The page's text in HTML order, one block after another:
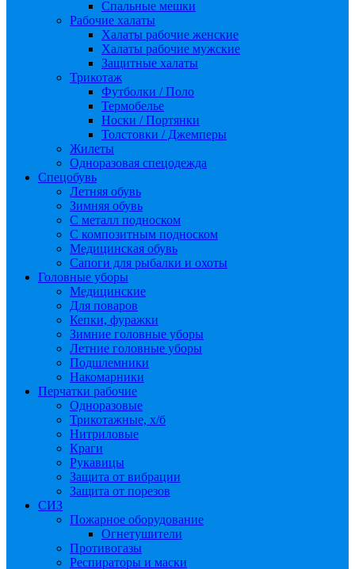
Спальные мешки
Рабочие халаты
Халаты рабочие женские
Халаты рабочие мужские
Защитные халаты
Трикотаж
Футболки / Поло
Термобелье
Носки / Портянки
Толстовки / Джемперы
Жилеты
Одноразовая спецодежда
Спецобувь
Летняя обувь
Зимняя обувь
С металл подноском
С композитным подноском
Медицинская обувь
Сапоги для рыбалки и охоты
Головные уборы
Медицинские
Для поваров
Кепки, фуражки
Зимние головные уборы
Летние головные уборы
Подшлемники
Накомарники
Перчатки рабочие
Одноразовые
Трикотажные, х/б
Нитриловые
Краги
Рукавицы
Защита от вибрации
Защита от порезов
СИЗ
Пожарное оборудование
Огнетушители
Противогазы
Респираторы и маски